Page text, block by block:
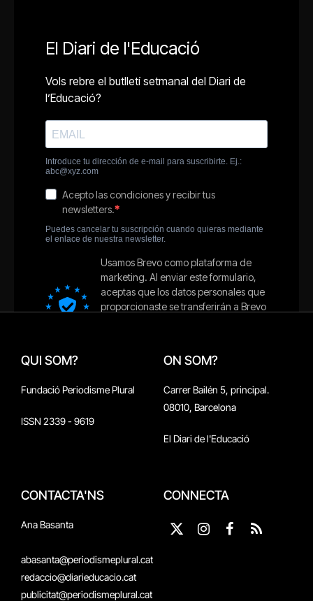
QUI SOM?
Fundació Periodisme Plural
ISSN 2339 - 9619
ON SOM?
Carrer Bailén 5, principal.
08010, Barcelona
El Diari de l'Educació
CONTACTA'NS
Ana Basanta
abasanta@periodismeplural.cat
redaccio@diarieducacio.cat
publicitat@periodismeplural.cat
CONNECTA
X
Instagram
Facebook
RSS